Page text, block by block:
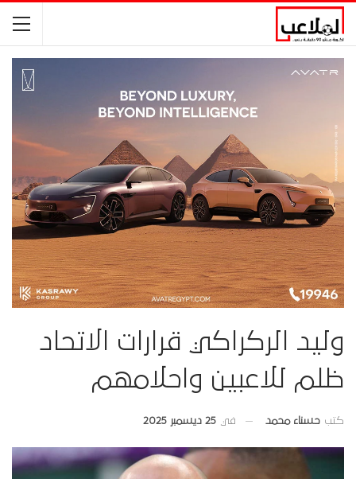
وليد الركراكي قرارات الاتحاد
ظلم للاعبين واحلامهم
كتب حسناء محمد في 25 ديسمبر 2025